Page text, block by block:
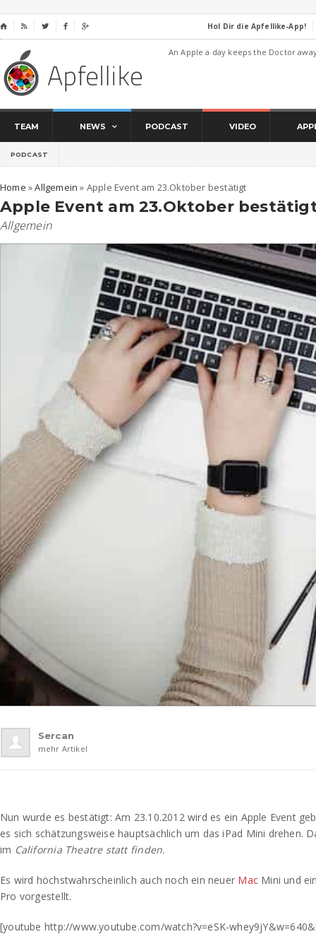
⌂     Hol Dir die Apfellike-App!
An Apple a day keeps the Doctor
TEAM NEWS PODCAST VIDEO
PODCAST
Home »Allgemein » Apple Event am 23.Oktober bestätigt
Apple Event am 23.Oktober
Allgemein
Sercan
mehr Artikel
Nun wurde es bestätigt: Am 23.10.2012 wird es ein Apple Event
es sich schätzungsweise hauptsächlich um das iPad Mini drehen.
im California Theatre statt finden.
Es wird höchstwahrscheinlich auch noch ein neuer MacMini und
Pro vorgestellt.
[youtube http://www.youtube.com/watch?v=eSK-